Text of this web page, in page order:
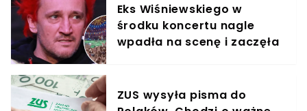
Eks Wiśniewskiego w
środku koncertu nagle
wpadła na scenę i zaczęła
ZUS wysyła pisma do